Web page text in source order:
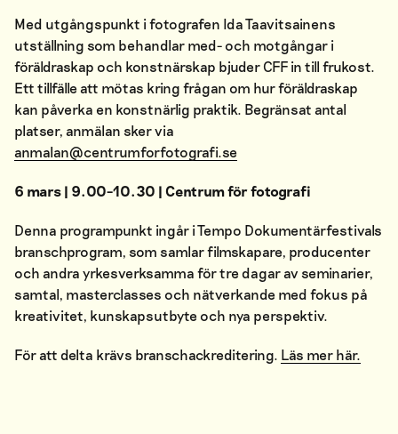
Med utgångspunkt i fotografen Ida Taavitsainens
utställning som behandlar med- och motgångar i
föräldraskap och konstnärskap bjuder CFF in till frukost.
Ett tillfälle att mötas kring frågan om hur föräldraskap
kan påverka en konstnärlig praktik. Begränsat antal
platser, anmälan sker via
anmalan@centrumforfotografi.se
6 mars | 9.00–10.30 | Centrum för fotografi
Denna programpunkt ingår i Tempo Dokumentärfestivals
branschprogram , som samlar filmskapare, producenter
och andra yrkesverksamma för tre dagar av seminarier,
samtal, masterclasses och nätverkande med fokus på
kreativitet, kunskapsutbyte och nya perspektiv.
För att delta krävs branschackreditering. Läs mer här.